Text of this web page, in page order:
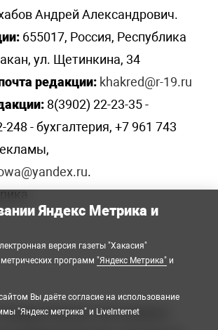
Андрей Александрович.
655017, Россия, Республика
ул. Щетинкина, 34
редакции: khakred@r-19.ru
8(3902) 22-23-35 -
- бухгалтерия, +7 961 743
.
автономное
Яндекс Метрика и
версия газеты "Хакасия"
программ "Яндекс Метрика" и
Вы даёте согласие на использование
"Яндекс метрика" и LiveInternet